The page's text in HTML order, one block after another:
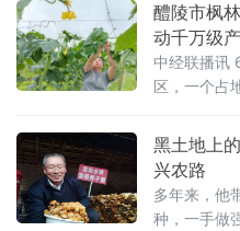
醴陵市枫
动千万级
中经联播讯
区，一个占
忙于施肥、
同，该基地
业丝瓜，旨
径。
黑土地上
兴农路
多年来，他
种，一手做